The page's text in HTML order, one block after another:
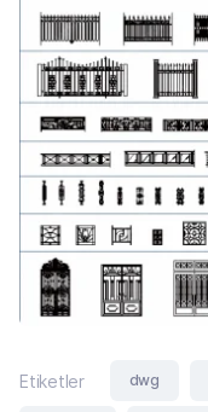
Etiketler dwg